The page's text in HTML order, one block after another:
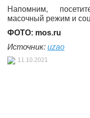
Напомним,
масочный режим и
ФОТО: mos.ru
Источник: uzao
11.10.2021